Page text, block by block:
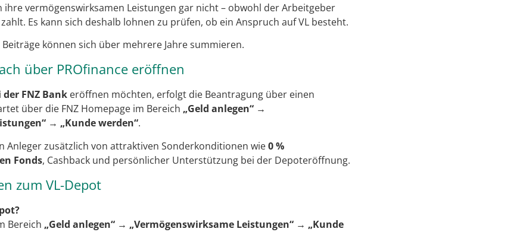
vermögenswirksamen Leistungen gar nicht – obwohl der Arbeitgeber
Es kann sich deshalb lohnen zu prüfen, ob ein Anspruch auf VL besteht.
können sich über mehrere Jahre summieren.
über PROfinance eröffnen
der FNZ Bank eröffnen möchten, erfolgt die Beantragung über einen
über die FNZ Homepage im Bereich „Geld anlegen“ →
→ „Kunde werden“.
Anleger zusätzlich von attraktiven Sonderkonditionen wie0 %
Fonds, Cashback und persönlicher Unterstützung bei der Depoteröffnung.
zum VL-Depot
Bereich „Geld anlegen“ → „Vermögenswirksame Leistungen“ → „Kunde